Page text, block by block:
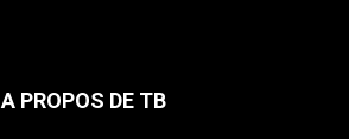
A PROPOS DE TB